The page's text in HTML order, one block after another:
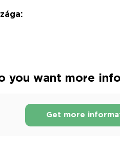
you want more
Get more